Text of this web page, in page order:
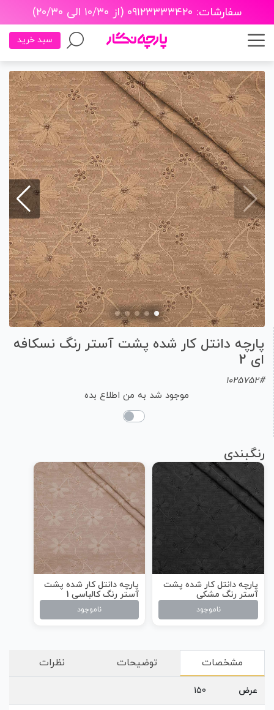
سفارشات: ۰۹۱۲۳۳۳۳۴۲۰ (از ۱۰/۳۰ الی ۲۰/۳۰)
سبد خرید
پارچه دانتل کار شده پشت آستر رنگ نسکافه
ای 2
1025752#
موجود شد به من اطلاع بده
رنگبندی
پارچه دانتل کار شده پشت
آستر رنگ مشکی
ناموجود
پارچه دانتل کار شده پشت
آستر رنگ کالباسی 1
ناموجود
مشخصات توضیحات نظرات
عرض 150